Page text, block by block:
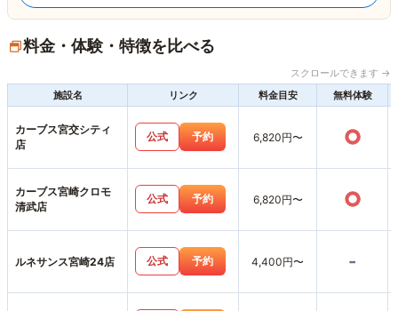
料金・体験・特徴を比べる
スクロールできます →
施設名
リンク 料金目安 無料体験
カーブス宮交シティ
店
公式 予約 6,820円〜 ○
カーブス宮崎クロモ
清武店
公式 予約 6,820円〜 ○
ルネサンス宮崎24店 公式 予約 4,400円〜 -